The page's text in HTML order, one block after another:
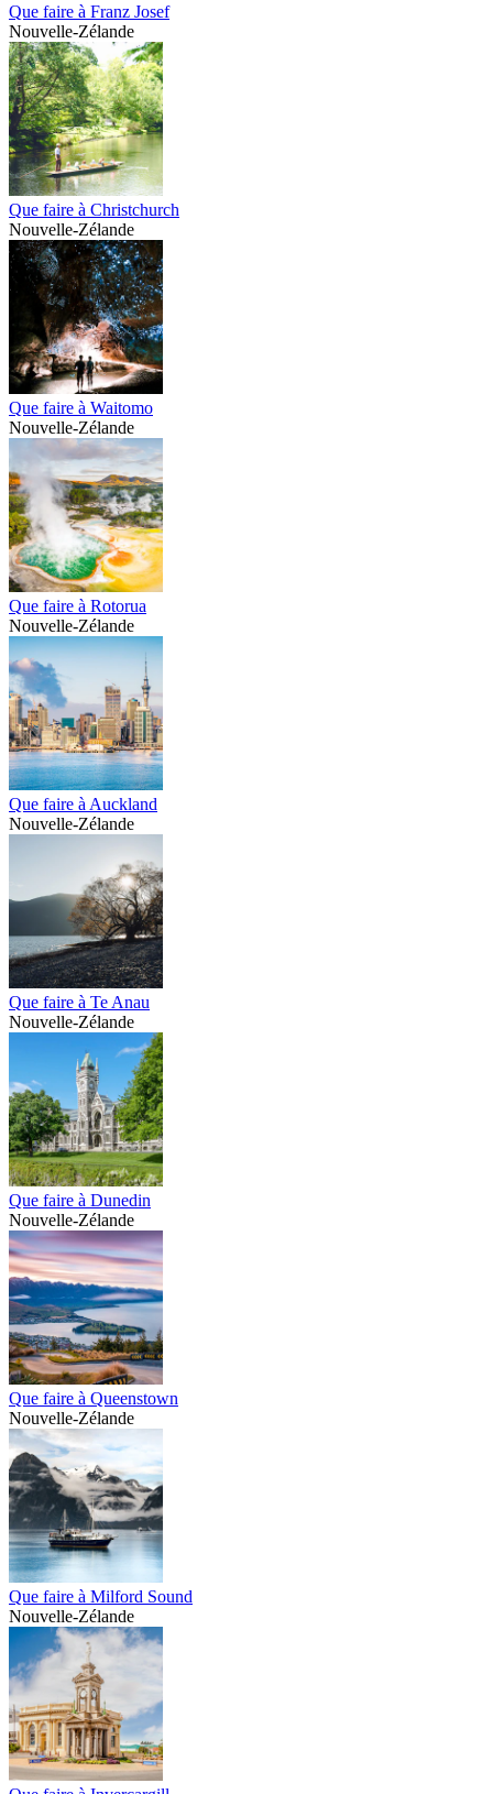
Que faire à Franz Josef
Nouvelle-Zélande
Que faire à Christchurch
Nouvelle-Zélande
Que faire à Waitomo
Nouvelle-Zélande
Que faire à Rotorua
Nouvelle-Zélande
Que faire à Auckland
Nouvelle-Zélande
Que faire à Te Anau
Nouvelle-Zélande
Que faire à Dunedin
Nouvelle-Zélande
Que faire à Queenstown
Nouvelle-Zélande
Que faire à Milford Sound
Nouvelle-Zélande